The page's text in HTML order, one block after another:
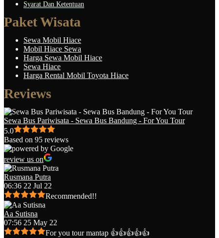
Syarat Dan Ketentuan
Paket Wisata
Sewa Mobil Hiace
Mobil Hiace Sewa
Harga Sewa Mobil Hiace
Sewa Hiace
Harga Rental Mobil Toyota Hiace
Reviews
Sewa Bus Pariwisata - Sewa Bus Bandung - For You Tour
5.0
Based on 95 reviews
review us on
Rusmana Putra
06:36 22 Jul 22
Recommended!!
Aa Sutisna
07:56 25 May 22
For you tour mantap 👍👍👍👍👍